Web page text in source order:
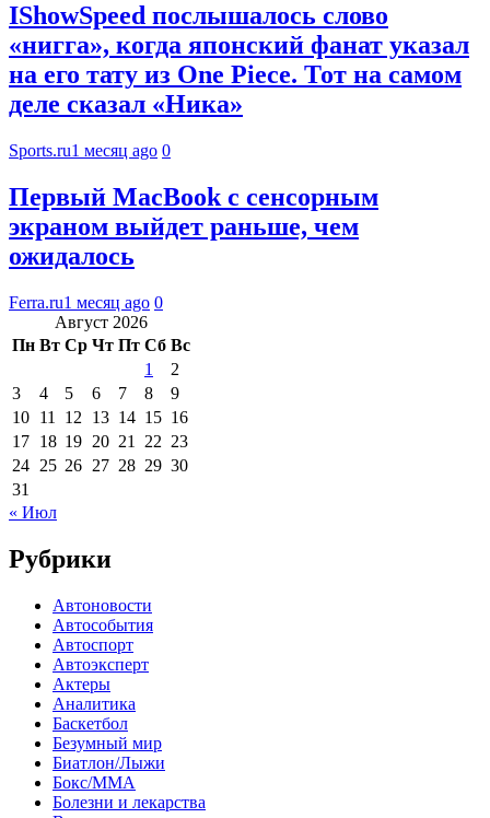
IShowSpeed послышалось слово
«нигга», когда японский фанат указал
на его тату из One Piece. Тот на самом
деле сказал «Ника»
Sports.ru1 месяц ago 0
Первый MacBook с сенсорным
экраном выйдет раньше, чем
ожидалось
Ferra.ru1 месяц ago 0
Август 2026
Пн Вт Ср Чт Пт Сб Вс
1
2
3
4 5 6 7 8
9
10 11 12 13 14 15 16
17 18 19 20 21 22 23
24 25 26 27 28 29 30
31
« Июл
Рубрики
Автоновости
Автособытия
Автоспорт
Автоэксперт
Актеры
Аналитика
Баскетбол
Безумный мир
Биатлон/Лыжи
Бокс/MMA
Болезни и лекарства